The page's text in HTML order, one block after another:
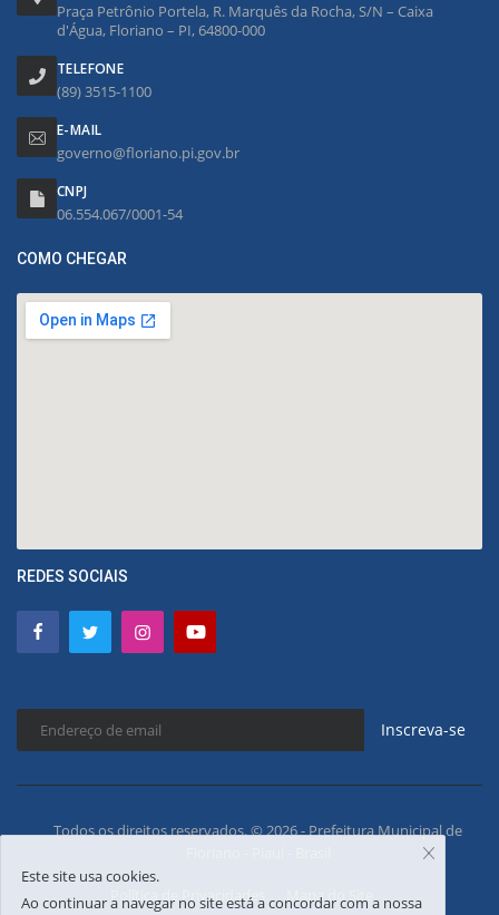
Praça Petrônio Portela, R. Marquês da Rocha, S/N – Caixa
d'Água, Floriano – PI, 64800-000
TELEFONE
(89) 3515-1100
E-MAIL
governo@floriano.pi.gov.br
CNPJ
06.554.067/0001-54
COMO CHEGAR
REDES SOCIAIS
Inscreva-se
Todos os direitos reservados. © 2026 - Prefeitura Municipal de
Política de Privacidades Mapa do Site
Este site usa cookies.
Ao continuar a navegar no site está a concordar com a nossa